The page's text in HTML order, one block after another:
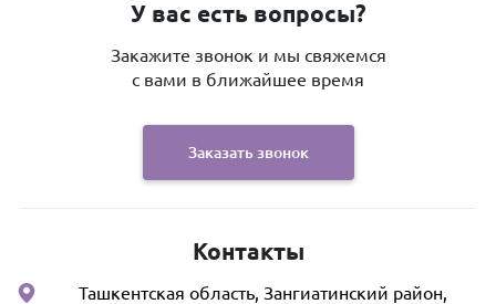
У вас есть вопросы?
Закажите звонок и мы свяжемся
с вами в ближайшее время
Заказать звонок
Контакты
Ташкентская область, Зангиатинский район,